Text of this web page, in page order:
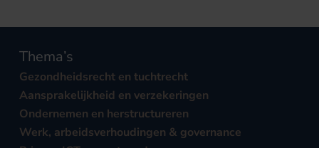
Thema’s
Gezondheidsrecht en tuchtrecht
Aansprakelijkheid en verzekeringen
Ondernemen en herstructureren
Werk, arbeidsverhoudingen & governance